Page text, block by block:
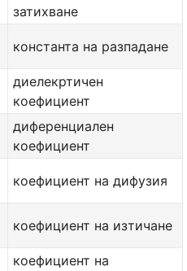
затихване
константа на разпадане
диелекртичен
коефициент
диференциален
коефициент
коефициент на дифузия
коефициент на изтичане
коефициент на